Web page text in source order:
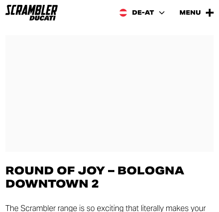
DE-AT MENU
ROUND OF JOY – BOLOGNA
DOWNTOWN 2
The Scrambler range is so exciting that literally makes your